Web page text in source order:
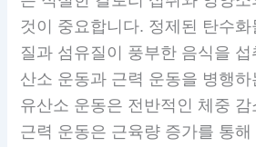
것이 중요합니다. 정제된 탄수
질과 섬유질이 풍부한 음식을
산소 운동과 근력 운동을 병행
유산소 운동은 전반적인 체중
근력 운동은 근육량 증가를 통